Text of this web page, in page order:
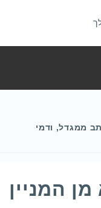
ממגדל, ודמי
המניין